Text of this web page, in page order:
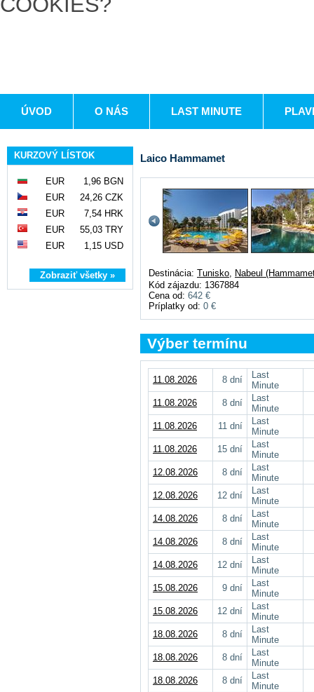
ÚVOD O NÁS LAST MINUTE
KURZOVÝ LÍSTOK
EUR
1,96 BGN
EUR
24,26 CZK
EUR
7,54 HRK
EUR
55,03 TRY
EUR
1,15 USD
Zobraziť všetky »
Laico Hammamet
Destinácia: Tunisko, Nabeul
Kód zájazdu: 1367884
Cena od: 642 €
Príplatky od: 0 €
Výber termínu
11.08.2026 8 dní
Last
Minute
11.08.2026
8 dní
Last
Minute
11.08.2026
11 dní
Last
Minute
11.08.2026
15 dní
Last
Minute
12.08.2026
8 dní
Last
Minute
12.08.2026
12 dní
Last
Minute
14.08.2026
8 dní
Last
Minute
14.08.2026
8 dní
Last
Minute
14.08.2026
12 dní
Last
Minute
15.08.2026
9 dní
Last
Minute
15.08.2026
12 dní
Last
Minute
18.08.2026
8 dní
Last
Minute
18.08.2026
8 dní
Last
Minute
18.08.2026
8 dní
Last
Minute